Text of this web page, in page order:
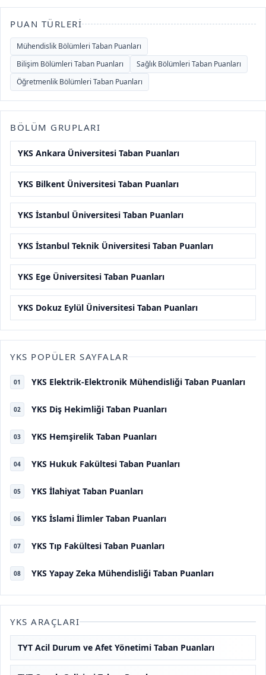
PUAN TÜRLERI
Mühendislik Bölümleri Taban Puanları
Bilişim Bölümleri Taban Puanları
Sağlık Bölümleri Taban Puanları
Öğretmenlik Bölümleri Taban Puanları
BÖLÜM GRUPLARI
YKS Ankara Üniversitesi Taban Puanları
YKS Bilkent Üniversitesi Taban Puanları
YKS İstanbul Üniversitesi Taban Puanları
YKS İstanbul Teknik Üniversitesi Taban Puanları
YKS Ege Üniversitesi Taban Puanları
YKS Dokuz Eylül Üniversitesi Taban Puanları
YKS POPÜLER SAYFALAR
01 YKS Elektrik-Elektronik Mühendisliği Taban Puanları
02 YKS Diş Hekimliği Taban Puanları
03 YKS Hemşirelik Taban Puanları
04 YKS Hukuk Fakültesi Taban Puanları
05 YKS İlahiyat Taban Puanları
06 YKS İslami İlimler Taban Puanları
07 YKS Tıp Fakültesi Taban Puanları
08 YKS Yapay Zeka Mühendisliği Taban Puanları
YKS ARAÇLARI
TYT Acil Durum ve Afet Yönetimi Taban Puanları